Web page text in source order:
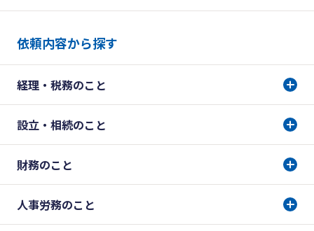
依頼内容から探す
経理・税務のこと
設立・相続のこと
財務のこと
人事労務のこと